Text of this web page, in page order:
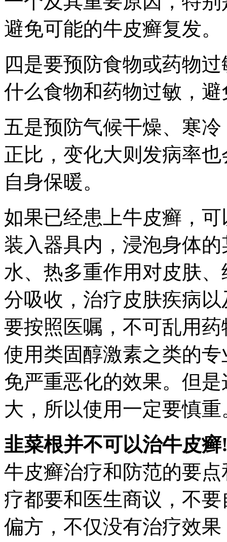
避免可能的牛皮癣复发。
四是要预防食物或药物
什么食物和药物过敏，
五是预防气候干燥、寒
正比，变化大则发病率
自身保暖。
如果已经患上牛皮癣，
装入器具内，浸泡身体
水、热多重作用对皮肤
分吸收，治疗皮肤疾病
要按照医嘱，不可乱用
使用类固醇激素之类的
免严重恶化的效果。但
大，所以使用一定要慎重
韭菜根并不可以治牛皮
牛皮癣治疗和防范的要
疗都要和医生商议，不
偏方，不仅没有治疗效